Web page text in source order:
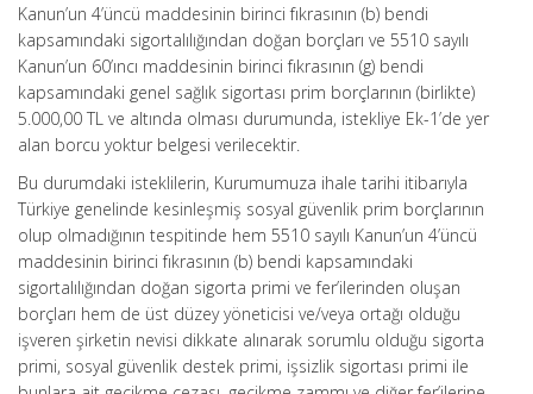
Kanun’un 4’üncü maddesinin birinci fıkrasının (b) bendi
kapsamındaki sigortalılığından doğan borçları ve 5510 sayılı
Kanun’un 60’ıncı maddesinin birinci fıkrasının (g) bendi
kapsamındaki genel sağlık sigortası prim borçlarının (birlikte)
5.000,00 TL ve altında olması durumunda, istekliye Ek-1’de yer
alan borcu yoktur belgesi verilecektir.
Bu durumdaki isteklilerin, Kurumumuza ihale tarihi itibarıyla
Türkiye genelinde kesinleşmiş sosyal güvenlik prim borçlarının
olup olmadığının tespitinde hem 5510 sayılı Kanun’un 4’üncü
maddesinin birinci fıkrasının (b) bendi kapsamındaki
sigortalılığından doğan sigorta primi ve fer’ilerinden oluşan
borçları hem de üst düzey yöneticisi ve/veya ortağı olduğu
işveren şirketin nevisi dikkate alınarak sorumlu olduğu sigorta
primi, sosyal güvenlik destek primi, işsizlik sigortası primi ile